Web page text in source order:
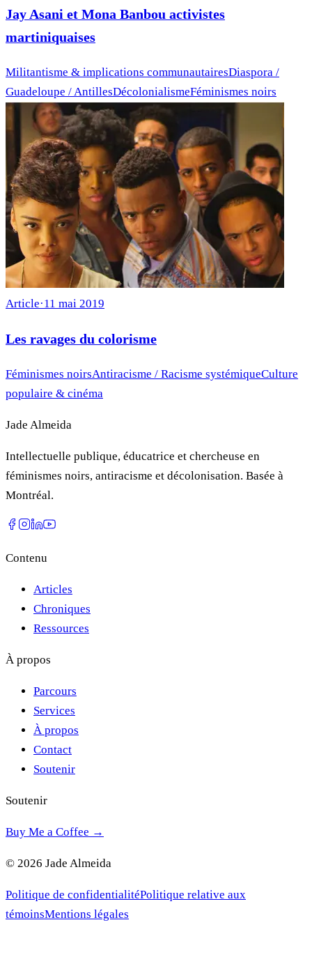
Jay Asani et Mona Banbou activistes
martiniquaises
Militantisme & implications communautairesDiaspora /
Guadeloupe / AntillesDécolonialismeFéminismes noirs
Article·11 mai 2019
Les ravages du colorisme
Féminismes noirsAntiracisme / Racisme systémiqueCulture
populaire & cinéma
Jade Almeida
Intellectuelle publique, éducatrice et chercheuse en
féminismes noirs, antiracisme et décolonisation. Basée à
Montréal.
Contenu
Articles
Chroniques
Ressources
À propos
Parcours
Services
À propos
Contact
Soutenir
Soutenir
Buy Me a Coffee →
© 2026 Jade Almeida
Politique de confidentialitéPolitique relative aux
témoinsMentions légales